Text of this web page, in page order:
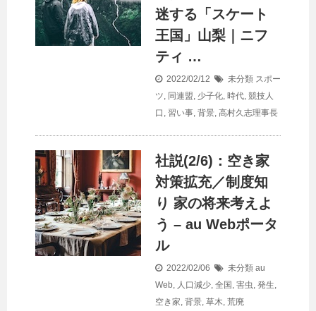
迷する「スケート
王国」山梨｜ニフ
ティ …
2022/02/12 未分類 スポー
ツ, 同連盟, 少子化, 時代, 競技人
口 , 習い事, 背景, 高村久志理事長
社説(2/6)：空き家
対策拡充／制度知
り 家の将来考えよ
う – au Webポータ
ル
2022/02/06 未分類 au
Web, 人口減少, 全国 , 害虫, 発生,
空き家, 背景, 草木, 荒廃